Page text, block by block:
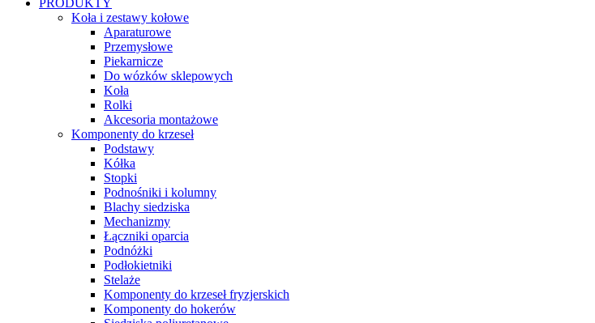
Koła i zestawy kołowe
Aparaturowe
Przemysłowe
Piekarnicze
Do wózków sklepowych
Koła
Rolki
Akcesoria montażowe
Komponenty do krzeseł
Podstawy
Kółka
Stopki
Podnośniki i kolumny
Blachy siedziska
Mechanizmy
Łączniki oparcia
Podnóżki
Podłokietniki
Stelaże
Komponenty do krzeseł fryzjerskich
Komponenty do hokerów